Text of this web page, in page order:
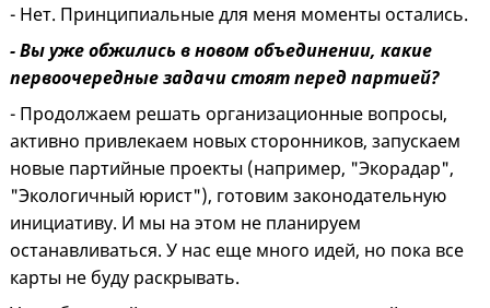
- Нет. Принципиальные для меня моменты остались.
- Вы уже обжились в новом объединении, какие
первоочередные задачи стоят перед партией?
- Продолжаем решать организационные вопросы,
активно привлекаем новых сторонников, запускаем
новые партийные проекты (например, "Экорадар",
"Экологичный юрист"), готовим законодательную
инициативу. И мы на этом не планируем
останавливаться. У нас еще много идей, но пока все
карты не буду раскрывать.